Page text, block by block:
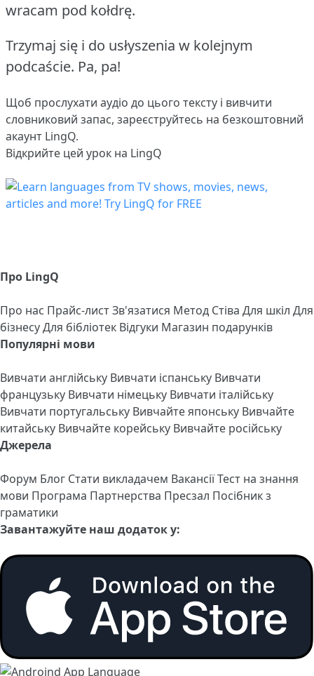
wracam pod kołdrę.
Trzymaj się i do usłyszenia w kolejnym
podcaście. Pa, pa!
Щоб прослухати аудіо до цього тексту і вивчити
словниковий запас, зареєструйтесь на безкоштовний
акаунт LingQ.
Відкрийте цей урок на LingQ
Про LingQ
Про нас Прайс-листЗв'язатися Метод Стіва Для шкіл Для
бізнесуДля бібліотек Відгуки Магазин подарунків
Популярні мови
Вивчати англійську Вивчати іспанську Вивчати
французьку Вивчати німецьку Вивчати італійську
Вивчати португальську Вивчайте японську Вивчайте
китайську Вивчайте корейську Вивчайте російську
Джерела
Форум Блог Стати викладачем ВакансіїТест на знання
мови Програма Партнерства Пресзал Посібник з
граматики
Завантажуйте наш додаток у: